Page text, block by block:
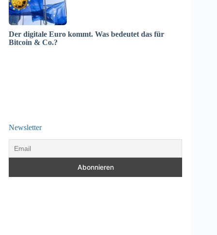
Der digitale Euro kommt. Was bedeutet das für
Bitcoin & Co.?
Newsletter